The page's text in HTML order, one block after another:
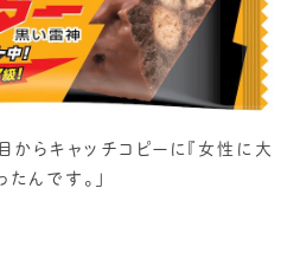
からキャッチコピーに『女性に大
たんです。」